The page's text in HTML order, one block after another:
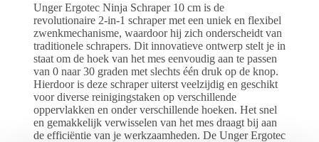
Unger Ergotec Ninja Schraper 10 cm is de
revolutionaire 2-in-1 schraper met een uniek en flexibel
zwenkmechanisme, waardoor hij zich onderscheidt van
traditionele schrapers. Dit innovatieve ontwerp stelt je in
staat om de hoek van het mes eenvoudig aan te passen
van 0 naar 30 graden met slechts één druk op de knop.
Hierdoor is deze schraper uiterst veelzijdig en geschikt
voor diverse reinigingstaken op verschillende
oppervlakken en onder verschillende hoeken. Het snel
en gemakkelijk verwisselen van het mes draagt bij aan
de efficiëntie van je werkzaamheden. De Unger Ergotec